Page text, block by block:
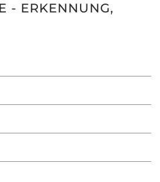
- ERKENNUNG,